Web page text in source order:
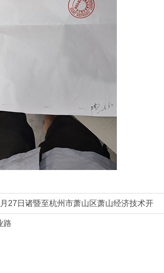
27日诸暨至杭州市萧山区萧山经济技术开
路